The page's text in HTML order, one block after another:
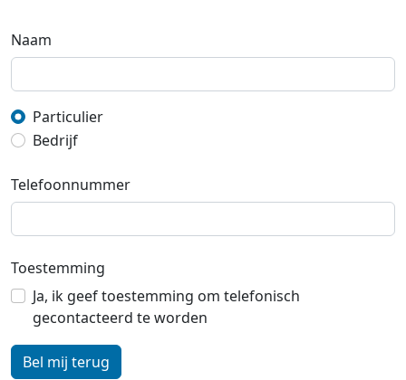
Naam
Particulier
Bedrijf
Telefoonnummer
Toestemming
Ja, ik geef toestemming om telefonisch
gecontacteerd te worden